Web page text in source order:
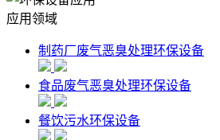
应用领域
制药厂废气恶臭处理环保设备
食品废气恶臭处理环保设备
餐饮污水环保设备